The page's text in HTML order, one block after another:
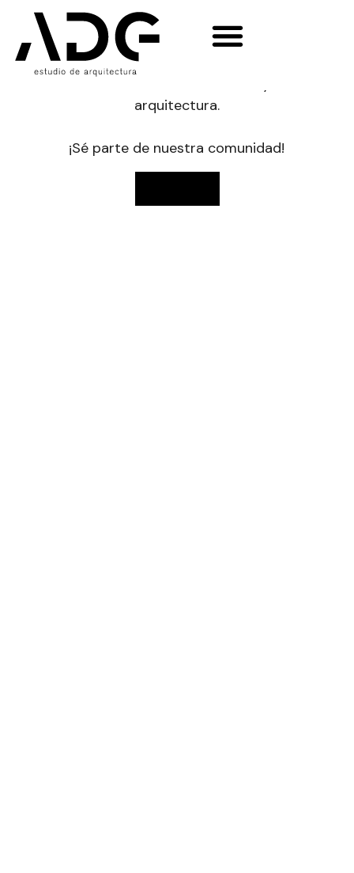
NOVEDADES
Enterate del día a día de tu obra,
lanzamientos de nuevos proyectos,
arquitectura.
¡Sé parte de nuestra comunidad!